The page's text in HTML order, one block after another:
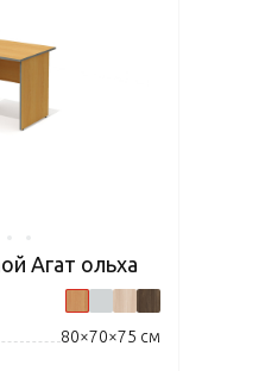
Агат ольха
80×70×75 см